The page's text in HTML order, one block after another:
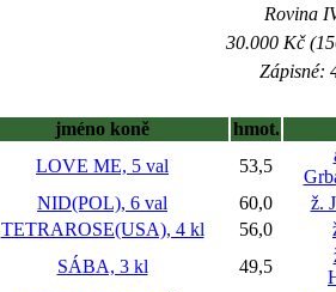
Rovina
30.000 Kč
Zápisné:
jméno koně
hmot.
LOVE ME, 5 val 53,5
NID(POL), 6 val 60,0
ž.
TETRAROSE(USA), 4 kl 56,0
SÁBA, 3 kl 49,5